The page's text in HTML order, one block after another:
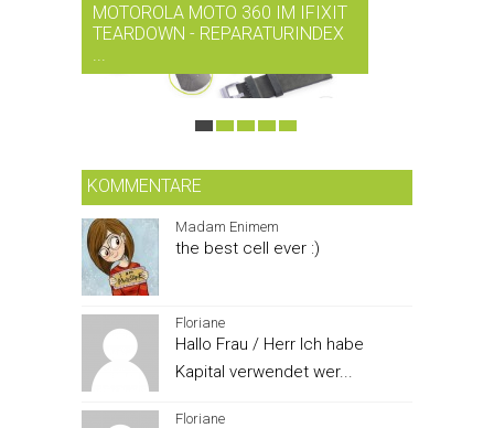
MOTOROLA MOTO 360 IM IFIXIT
TEARDOWN - REPARATURINDEX
KOMMENTARE
Madam Enimem
the best cell ever :)
Floriane
Hallo Frau / Herr Ich habe
Kapital verwendet wer...
Floriane